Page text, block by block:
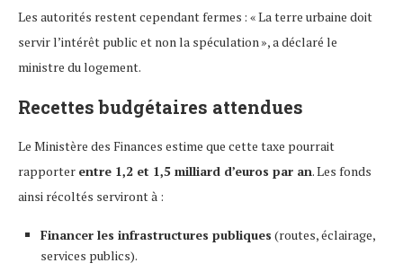
Les autorités restent cependant fermes : « La terre urbaine doit
servir l’intérêt public et non la spéculation », a déclaré le
ministre du logement.
Recettes budgétaires attendues
Le Ministère des Finances estime que cette taxe pourrait
rapporter entre 1,2 et 1,5 milliard d’euros par an. Les fonds
ainsi récoltés serviront à :
Financer les infrastructures publiques (routes, éclairage,
services publics).